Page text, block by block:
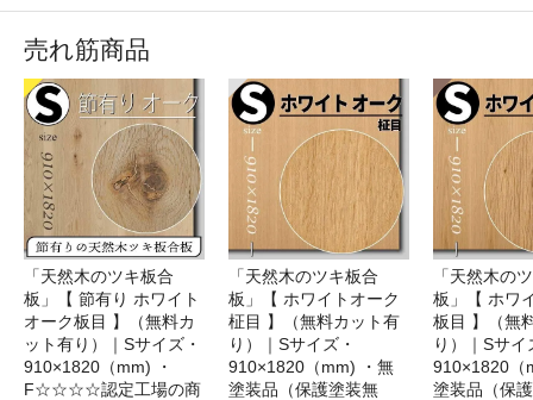
売れ筋商品
「天然木のツキ板合
板」【 節有り ホワイト
オーク板目 】（無料カ
ット有り）｜Sサイズ・
910×1820（mm) ・
F☆☆☆☆認定工場の商
「天然木のツキ板合
板」【 ホワイトオーク
柾目 】（無料カット有
り）｜Sサイズ・
910×1820（mm) ・無
塗装品（保護塗装無
「天然木の
板」【 ホワ
板目 】（無
り）｜Sサイ
910×1820（
塗装品（保